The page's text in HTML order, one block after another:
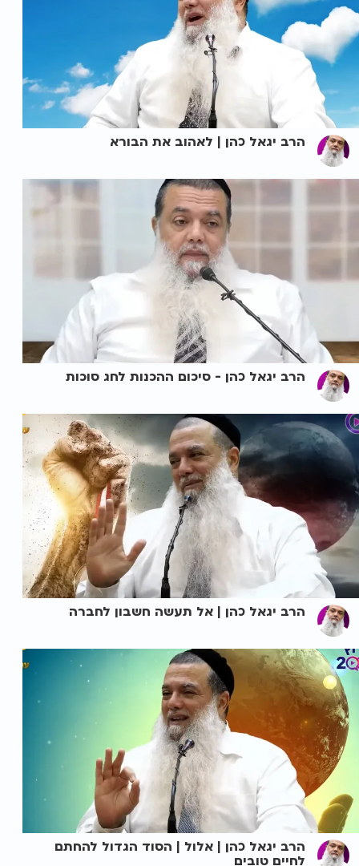
הרב יגאל כהן | לאהוב את הבורא
הרב יגאל כהן - סיכום ההכנות לחג סוכות
הרב יגאל כהן | אל תעשה חשבון לחברה
הרב יגאל כהן | אלול | הסוד הגדול להחתם
לחיים טובים